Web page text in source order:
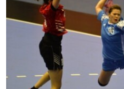
СПЕЦПРОЕКТИ
ДЕПОРТАЦІЯ
ВІДЕОУРОКИ «ELIFBE»
СВІДЧЕННЯ ОКУПАЦІЇ
УКРАЇНСЬКА ПРОБЛЕМА КРИМУ
ЯК ОБІЙТИ БЛОКУВАННЯ
Русский
Qırımtatar